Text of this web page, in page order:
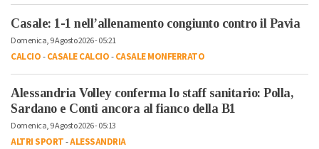
Casale: 1-1 nell’allenamento congiunto contro il Pavia
Domenica, 9 Agosto 2026 - 05:21
CALCIO-CASALE CALCIO-CASALE MONFERRATO
Alessandria Volley conferma lo staff sanitario: Polla,
Sardano e Conti ancora al fianco della B1
Domenica, 9 Agosto 2026 - 05:13
ALTRI SPORT-ALESSANDRIA